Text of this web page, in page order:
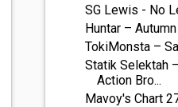
SG Lewis - No
Huntar – Autumn
TokiMonsta –
Statik Selektah
Action Bro...
Mavoy's Chart